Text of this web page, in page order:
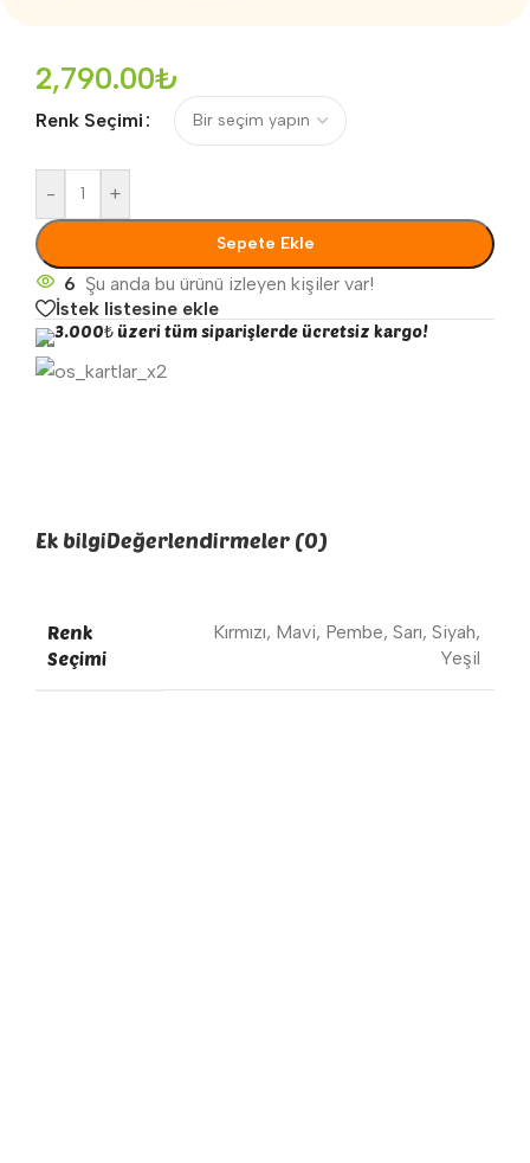
2,790.00₺
Renk Seçimi
- +
Sepete Ekle
6 Şu anda bu ürünü izleyen kişiler var!
İstek listesine ekle
3.000₺ üzeri tüm siparişlerde ücretsiz kargo!
Ek bilgiDeğerlendirmeler (0)
Renk
Seçimi
Kırmızı, Mavi, Pembe, Sarı, Siyah,
Yeşil